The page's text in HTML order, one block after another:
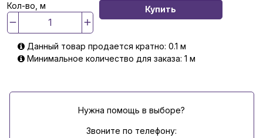
Кол-во, м Купить
Данный товар продается кратно: 0.1 м
Минимальное количество для заказа: 1 м
Нужна помощь в выборе?
Звоните по телефону: